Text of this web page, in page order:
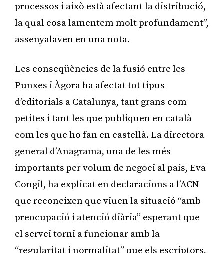
processos i això està afectant la distribució,
la qual cosa lamentem molt profundament”,
assenyalaven en una nota.
Les conseqüències de la fusió entre les
Punxes i Àgora ha afectat tot tipus
d’editorials a Catalunya, tant grans com
petites i tant les que publiquen en català
com les que ho fan en castellà. La directora
general d’Anagrama, una de les més
importants per volum de negoci al país, Eva
Congil, ha explicat en declaracions a l’ACN
que reconeixen que viuen la situació “amb
preocupació i atenció diària” esperant que
el servei torni a funcionar amb la
“regularitat i normalitat” que els escriptors,